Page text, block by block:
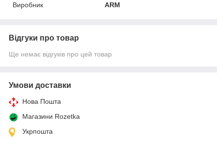
Виробник
ARM
Відгуки про товар
Ще немає відгуків про цей товар
Умови доставки
Нова Пошта
Магазини Rozetka
Укрпошта